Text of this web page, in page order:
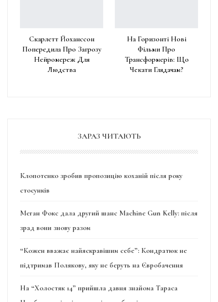
Скарлетт Йоханссон
Попередила Про Загрозу
Нейромереж Для
Людства
На Горизонті Нові
Фільми Про
Трансформерів: Що
Чекати Глядачам?
ЗАРАЗ ЧИТАЮТЬ
Клопотенко зробив пропозицію коханій після року
стосунків
Меган Фокс дала другий шанс Machine Gun Kelly: після
зрад вони знову разом
“Кожен вважає найяскравішим себе”: Кондратюк не
підтримав Полякову, яку не беруть на Євробачення
На “Холостяк 14” прийшла давня знайома Тараса